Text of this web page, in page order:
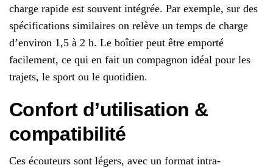
charge rapide est souvent intégrée. Par exemple, sur des
spécifications similaires on relève un temps de charge
d’environ 1,5 à 2 h. Le boîtier peut être emporté
facilement, ce qui en fait un compagnon idéal pour les
trajets, le sport ou le quotidien.
Confort d’utilisation &
compatibilité
Ces écouteurs sont légers, avec un format intra-